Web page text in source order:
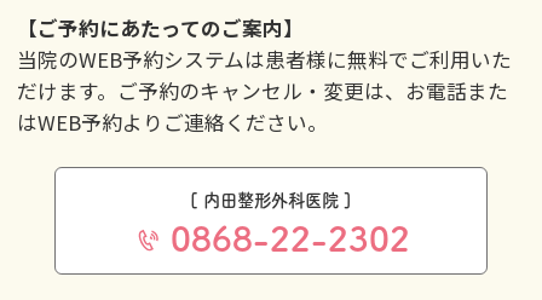
【ご予約にあたってのご案内】
当院のWEB予約システムは患者様に無料でご利用いた
だけます。ご予約のキャンセル・変更は、お電話また
はWEB予約よりご連絡ください。
[ 内田整形外科医院 ]
0868-22-2302